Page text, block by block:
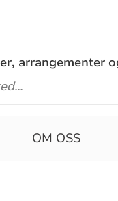
arrangementer
OM OSS